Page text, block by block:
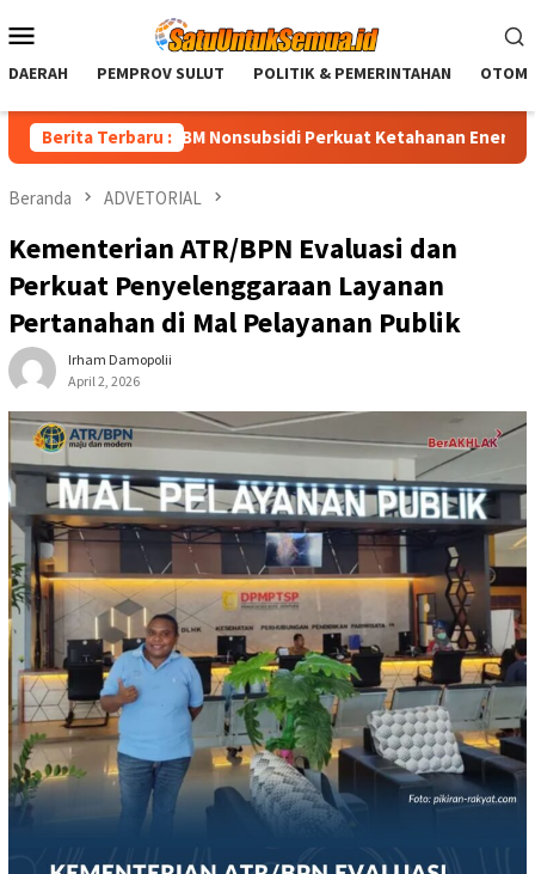
ke
Mobile
DAERAH PEMPROV SULUT POLITIK & PEMERINTAHAN
Berita Terbaru :
BBM Nonsubsidi Perkuat Ketahanan Energi Nasional
Beranda ADVETORIAL
Kementerian ATR/BPN Evaluasi dan
Perkuat Penyelenggaraan Layanan
Pertanahan di Mal Pelayanan Publik
Irham Damopolii
April 2, 2026